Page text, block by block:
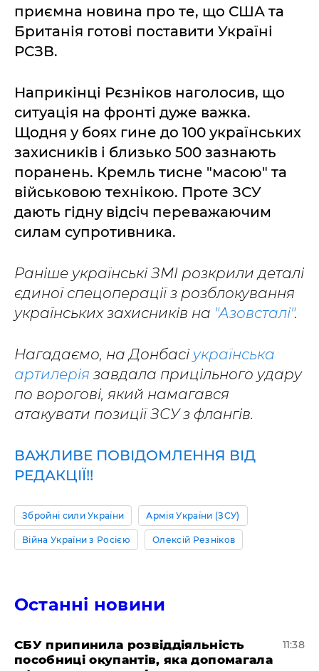
приємна новина про те, що США та
Британія готові поставити Україні
РСЗВ.
Наприкінці Рєзніков наголосив, що
ситуація на фронті дуже важка.
Щодня у боях гине до 100 українських
захисників і близько 500 зазнають
поранень. Кремль тисне "масою" та
військовою технікою. Проте ЗСУ
дають гідну відсіч переважаючим
силам супротивника.
Раніше українські ЗМІ розкрили деталі
єдиної спецоперації з розблокування
українських захисників на "Азовсталі".
Нагадаємо, на Донбасі українська
артилерія завдала прицільного удару
по ворогові, який намагався
атакувати позиції ЗСУ з флангів.
ВАЖЛИВЕ ПОВІДОМЛЕННЯ ВІД
РЕДАКЦІЇ!!
Збройні сили України Армія України (ЗСУ)
Війна України з Росією Олексій Резніков
Останні новини
СБУ припинила розвіддіяльність
пособниці окупантів, яка допомагала
11:38